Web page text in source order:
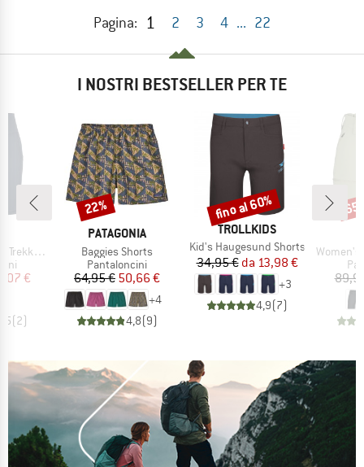
Pagina: 1 2 3 4 ... 22
I NOSTRI BESTSELLER PER TE
Tights
prodotti
ridotto
€
(2)
MARCHIO
PATAGONIA
Articolo
Baggies Shorts
Gruppo di prodotti
Pantaloncini
Prezzo
64,95 € Prezzo ridotto
50,66 €
+4
4,8(9)
Sconto
22%
MARCHIO
TROLLKIDS
Articolo
Kid's Haugesund Shorts
Prezzo
34,95 € Prezzo ridotto
da 13,98 €
+3
4,9(7)
Sconto
fino al 60%
Articolo
Women's